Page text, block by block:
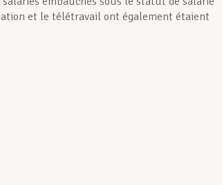
et le télétravail ont également étaient